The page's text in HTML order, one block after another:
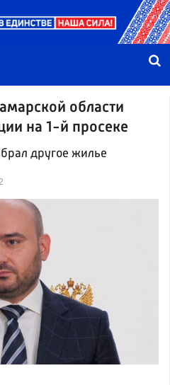
области
на 1-й просеке
другое жилье